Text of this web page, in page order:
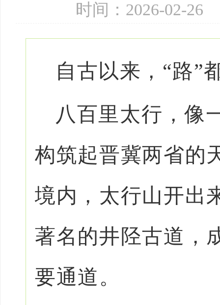
时间：2026-02-
自古以来，“路”
八百里太行，像
构筑起晋冀两省的
境内，太行山开
著名的井陉古道，
要通道。